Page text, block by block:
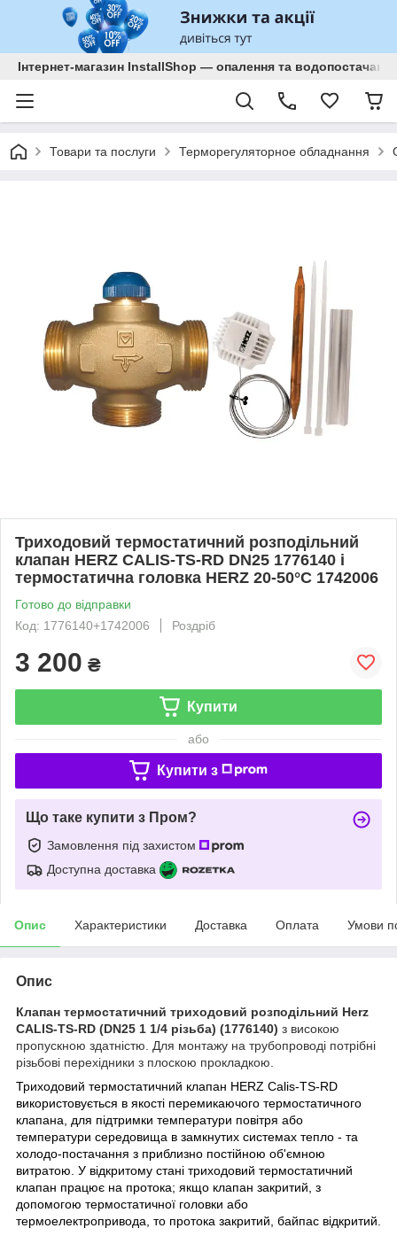
Інтернет-магазин InstallShop — опалення та водопостачання
Товари та послуги Терморегуляторное обладнання
Триходовий термостатичний розподільний
клапан HERZ CАLIS-TS-RD DN25 1776140 і
термостатична головка HERZ 20-50°С 1742006
Готово до відправки
Код: 1776140+1742006
Роздріб
3 200 ₴
Купити
або
Купити з
Що таке купити з Пром?
Замовлення під захистом
Доступна доставка
Опис Характеристики Доставка Оплата Умови
Опис
Клапан термостатичний триходовий розподільний Herz
CALIS-TS-RD (DN25 1 1/4 різьба) (1776140) з високою
пропускною здатністю. Для монтажу на трубопроводі потрібні
різьбові перехідники з плоскою прокладкою.
Триходовий термостатичний клапан HERZ Calis-TS-RD
використовується в якості перемикаючого термостатичного
клапана, для підтримки температури повітря або
температури середовища в замкнутих системах тепло - та
холодо-постачання з приблизно постійною об'ємною
витратою. У відкритому стані триходовий термостатичний
клапан працює на протока; якщо клапан закритий, з
допомогою термостатичної головки або
термоелектропривода, то протока закритий, байпас відкритий.